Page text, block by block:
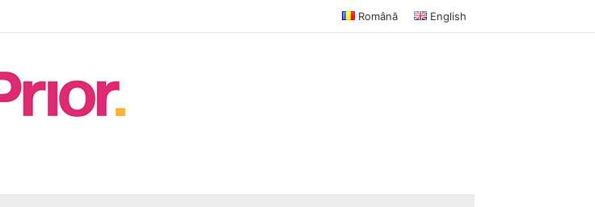
Română English